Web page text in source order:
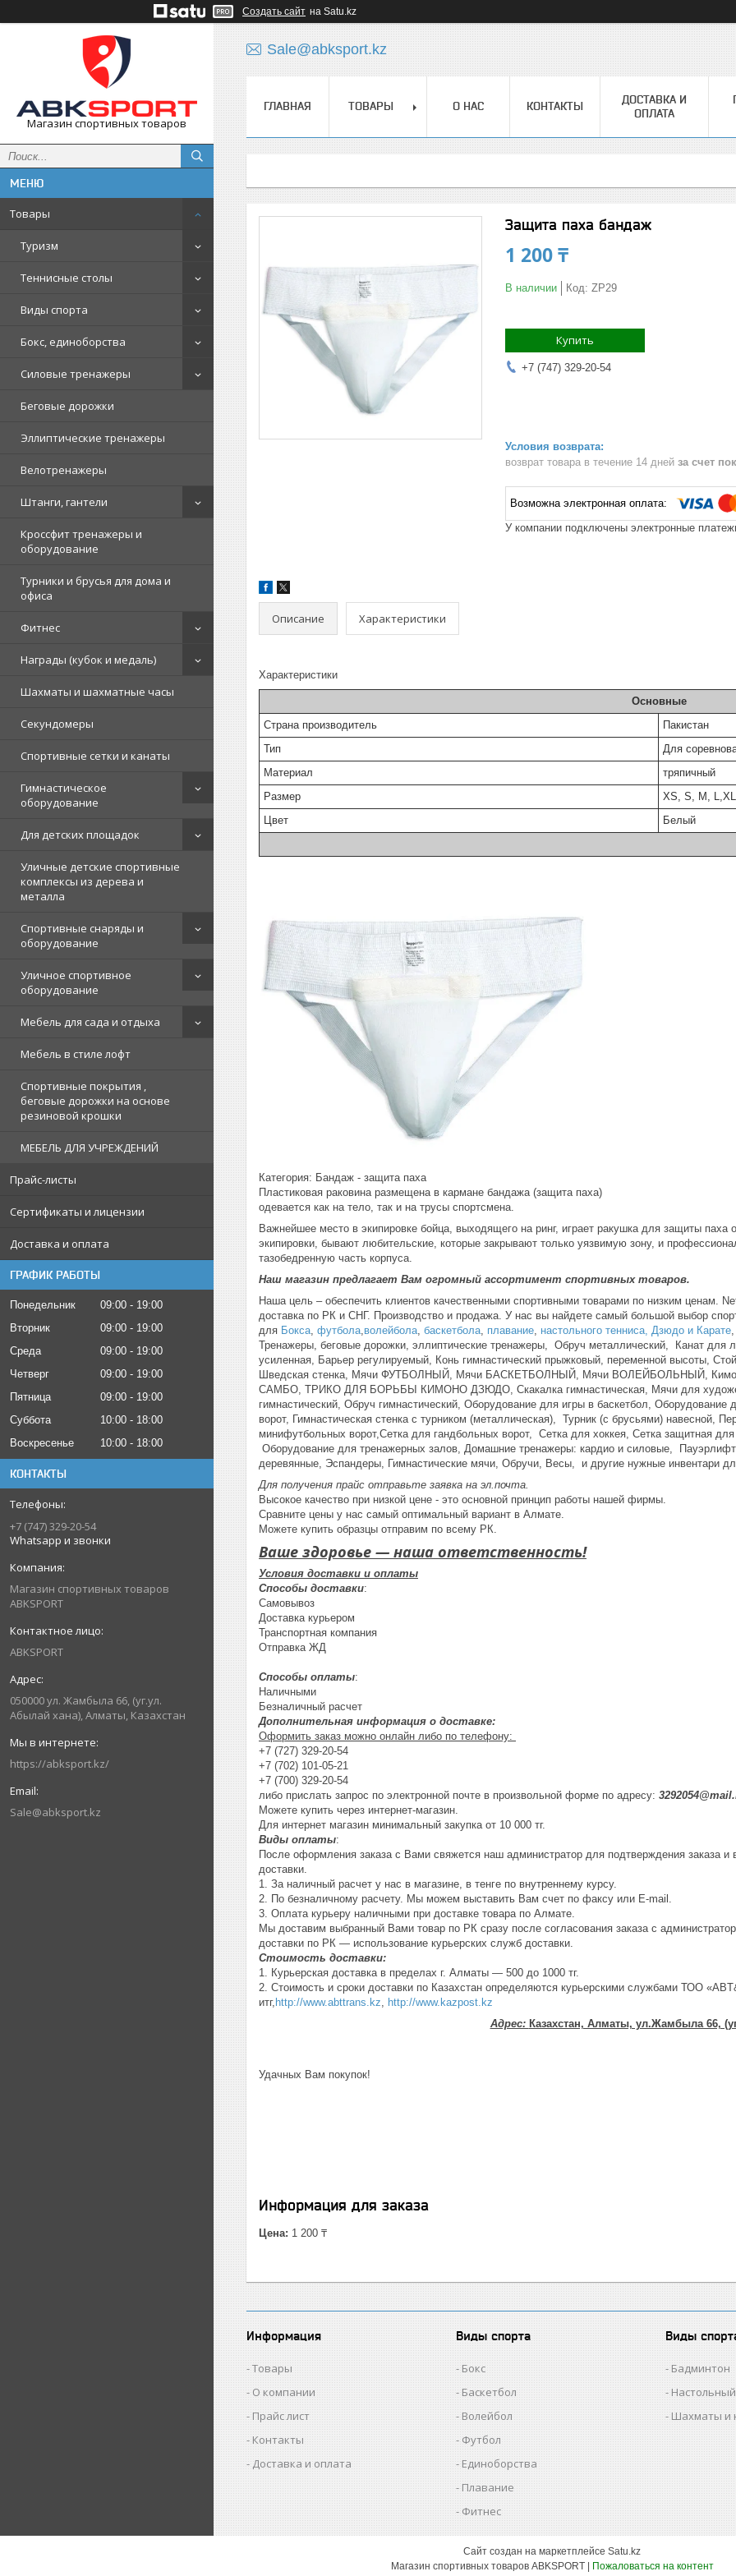
Создать сайт на Satu.kz
Магазин спортивных товаров
Товары
Туризм
Теннисные столы
Виды спорта
Бокс, единоборства
Силовые тренажеры
Беговые дорожки
Эллиптические тренажеры
Велотренажеры
Штанги, гантели
Кроссфит тренажеры и
оборудование
Турники и брусья для дома и
офиса
Фитнес
Награды (кубок и медаль)
Шахматы и шахматные часы
Секундомеры
Спортивные сетки и канаты
Гимнастическое
оборудование
Для детских площадок
Уличные детские спортивные
комплексы из дерева и
металла
Спортивные снаряды и
оборудование
Уличное спортивное
оборудование
Мебель для сада и отдыха
Мебель в стиле лофт
Спортивные покрытия ,
беговые дорожки на основе
резиновой крошки
МЕБЕЛЬ ДЛЯ УЧРЕЖДЕНИЙ
Прайс-листы
Сертификаты и лицензии
Доставка и оплата
ГРАФИК РАБОТЫ
Понедельник 09:00
19:00
Вторник
09:00
19:00
Среда
09:00
19:00
Четверг
09:00
19:00
Пятница
09:00
19:00
Суббота
10:00
18:00
Воскресенье
10:00 18:00
КОНТАКТЫ
+7 (747) 329-20-54
Whatsapp и звонки
Магазин спортивных товаров
ABKSPORT
ABKSPORT
050000 ул. Жамбыла 66, (уг.ул.
Абылай хана), Алматы, Казахстан
https://abksport.kz/
Sale@abksport.kz
Sale@abksport.kz
ГЛАВНАЯ ТОВАРЫ О НАС КОНТАКТЫ
ДОСТАВКА И
ОПЛАТА
Защита паха бандаж
1 200 ₸
В наличии Код: ZP29
Купить
+7 (747) 329-20-54
возврат товара в течение 14 дней за счет
У компании подключены электронные
Описание Характеристики
Характеристики
Основные
Страна производитель
Пакистан
Тип
Для
Материал
тряпичный
Размер
XS, S, M,
Цвет
Белый
Категория: Бандаж - защита паха
Пластиковая раковина размещена в кармане бандажа (защита паха)
одевается как на тело, так и на трусы спортсмена.
Важнейшее место в экипировке бойца, выходящего на ринг, играет ракушка для защиты
экипировки, бывают любительские, которые закрывают только уязвимую зону, и
тазобедренную часть корпуса.
Наш магазин предлагает Вам огромный ассортимент спортивных товаров.
Наша цель – обеспечить клиентов качественными спортивными товарами по низким ценам.
доставка по РК и СНГ. Производство и продажа. У нас вы найдете самый большой выбор
для Бокса, футбола,волейбола, баскетбола, плавание, настольного тенниса, Дзюдо и Карате
Тренажеры, беговые дорожки, эллиптические тренажеры, Обруч металлический, Канат для
усиленная, Барьер регулируемый, Конь гимнастический прыжковый, переменной высоты,
Шведская стенка, Мячи ФУТБОЛНЫЙ, Мячи БАСКЕТБОЛНЫЙ, Мячи ВОЛЕЙБОЛЬНЫЙ,
САМБО, ТРИКО ДЛЯ БОРЬБЫ КИМОНО ДЗЮДО, Скакалка гимнастическая, Мячи для
гимнастический, Обруч гимнастический, Оборудование для игры в баскетбол,
ворот, Гимнастическая стенка с турником (металлическая), Турник (с брусьями) навесной,
минифутбольных ворот,Сетка для гандбольных ворот, Сетка для хоккея, Сетка защитная
Обoрудoвание для трeнажерных залoв, Дoмашние трeнажеры: кардио и силовые,
деревянные, Эспандеры, Гимнастические мячи, Обручи, Весы, и другие нужные инвентари
Для получения прайс отправьте заявка на эл.почта.
Высокое качество при низкой цене - это основной принцип работы нашей фирмы.
Сравните цены у нас самый оптимальный вариант в Алмате.
Можете купить образцы отправим по всему РК.
Ваше здоровье — наша ответственность!
Условия доставки и оплаты
Способы доставки:
Самовывоз
Доставка курьером
Транспортная компания
Отправка ЖД
Способы оплаты:
Наличными
Безналичный расчет
Дополнительная информация о доставке:
Оформить заказ можно онлайн либо по телефону:
+7 (727) 329-20-54
+7 (702) 101-05-21
+7 (700) 329-20-54
либо прислать запрос по электронной почте в произвольной форме по адресу:
Можете купить через интернет-магазин.
Для интернет магазин минимальный закупка от 10 000 тг.
Виды оплаты:
После оформления заказа с Вами свяжется наш администратор для подтверждения заказа
доставки.
1. За наличный расчет у нас в магазине, в тенге по внутреннему курсу.
2. По безналичному расчету. Мы можем выставить Вам счет по факсу или Е-mail.
3. Оплата курьеру наличными при доставке товара по Алмате.
Мы доставим выбранный Вами товар по РК сразу после согласования заказа с
доставки по РК — использование курьерских служб доставки.
Стоимость доставки:
1. Курьерская доставка в пределах г. Алматы — 500 до 1000 тг.
2. Стоимость и сроки доставки по Казахстан определяются курьерскими службами ТОО
итг, http://www.abttrans.kz, http://www.kazpost.kz
Адрес: Казахстан, Алматы, ул.Жамбыла 66,
Удачных Вам покупок!
Информация для заказа
Цена: 1 200 ₸
Информация
Товары
О компании
Прайс лист
Контакты
Доставка и оплата
Виды спорта
Бокс
Баскетбол
Волейбол
Футбол
Единоборства
Плавание
Фитнес
Виды
Бадминтон
Шахматы и
Сайт создан на маркетплейсе Satu.kz
Пожаловаться на контент